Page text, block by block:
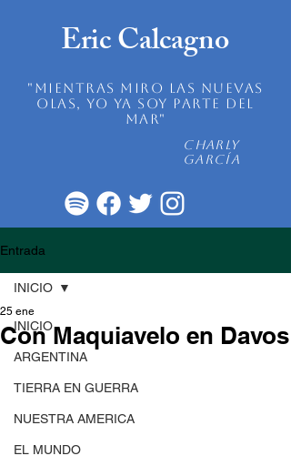
Eric Calcagno
"mientras miro las nuevas
olas, yo ya soy parte del
mar"
Charly
García
Entrada
INICIO
ARGENTINA
TIERRA EN GUERRA
NUESTRA AMERICA
EL MUNDO
INICIO
Con Maquiavelo en Davos
25 ene